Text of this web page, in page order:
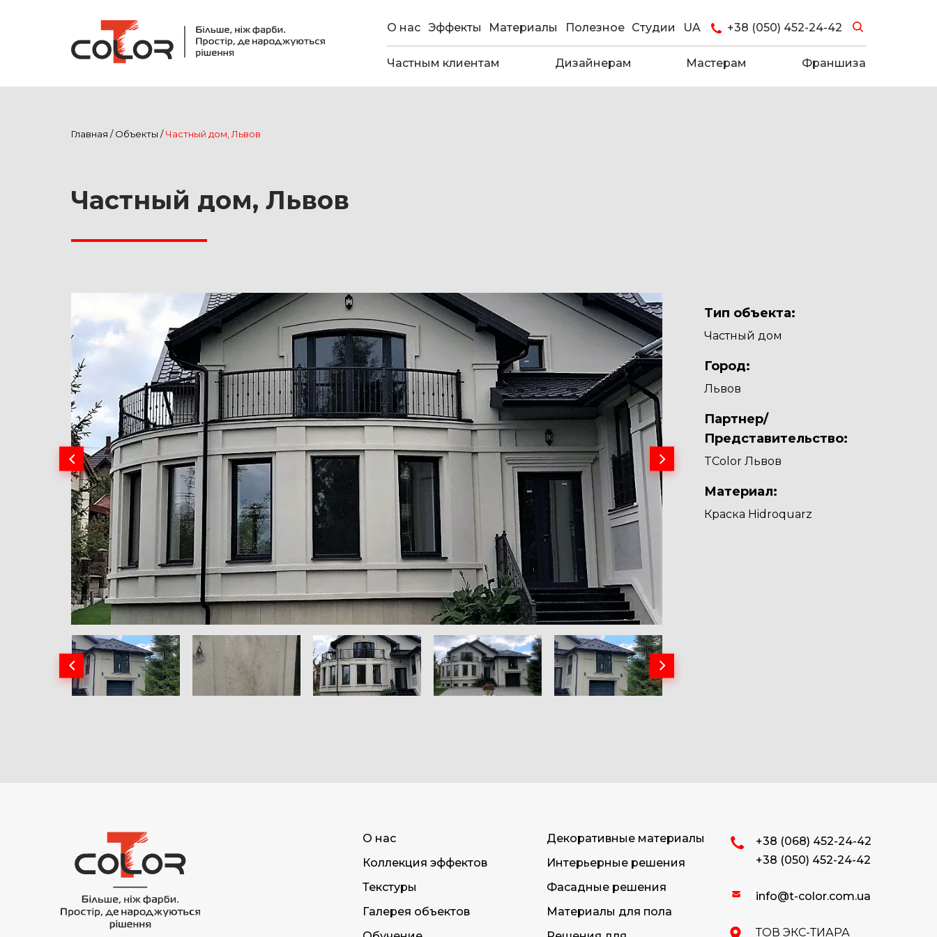
О нас Эффекты Материалы Полезное Студии UA +38 (050) 452-24-42
Частным клиентам Дизайнерам Мастерам Франшиза
Главная /Объекты /Частный дом, Львов
Частный дом, Львов
Тип объекта:
Частный дом
Город:
Львов
Партнер/
Представительство:
TColor Львов
Материал:
Краска Hidroquarz
О нас
Коллекция эффектов
Текстуры
Галерея объектов
Декоративные материалы
Интерьерные решения
Фасадные решения
Материалы для пола
+38 (068) 452-24-42
+38 (050) 452-24-42
info@t-color.com.ua
ТОВ ЭКС-ТИАРА